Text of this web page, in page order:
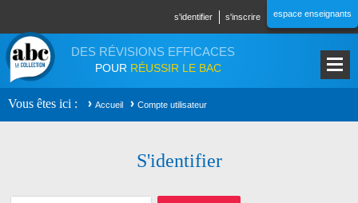
s'identifier s'inscrire espace enseignants
DES RÉVISIONS EFFICACES
POUR RÉUSSIR LE BAC
Vous êtes ici Accueil Compte utilisateur
S'identifier